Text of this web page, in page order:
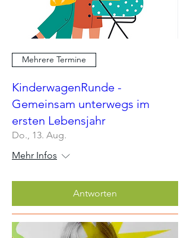
Mehrere Termine
KinderwagenRunde -
Gemeinsam unterwegs im
ersten Lebensjahr
Do., 13. Aug.
Mehr Infos
Antworten